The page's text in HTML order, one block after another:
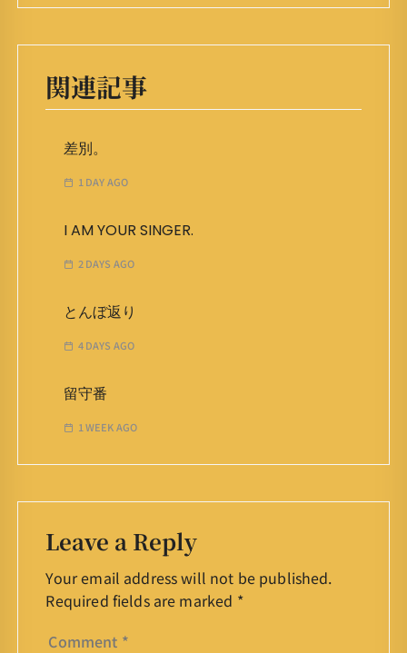
関連記事
差別。
1 DAY AGO
I AM YOUR SINGER.
2 DAYS AGO
とんぼ返り
4 DAYS AGO
留守番
1 WEEK AGO
Leave a Reply
Your email address will not be published.
Required fields are marked *
Comment *